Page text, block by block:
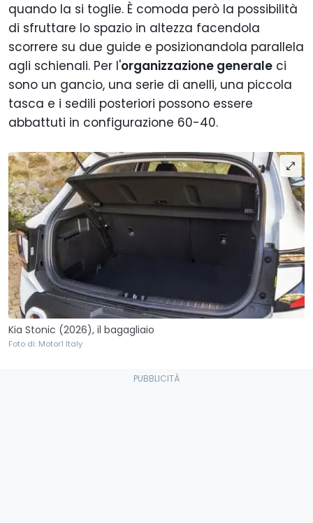
quando la si toglie. È comoda però la possibilità
di sfruttare lo spazio in altezza facendola
scorrere su due guide e posizionandola parallela
agli schienali. Per l'organizzazione generale ci
sono un gancio, una serie di anelli, una piccola
tasca e i sedili posteriori possono essere
abbattuti in configurazione 60-40.
Kia Stonic (2026), il bagagliaio
Foto di: Motor1 Italy